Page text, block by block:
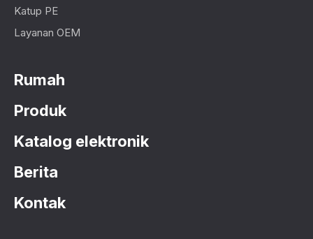
Katup PE
Layanan OEM
Rumah
Produk
Katalog elektronik
Berita
Kontak